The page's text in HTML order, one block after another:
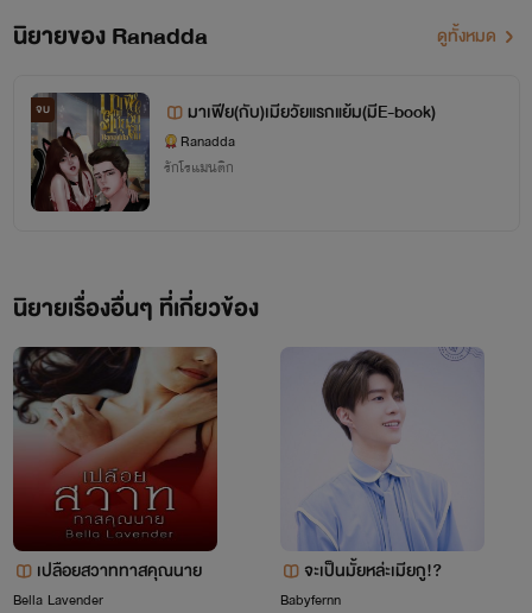
แต่เหนืออื่นใดก็ต้องมีคนยอมรับ และชื่นชอบด้วย หากมี
สิ่งใดผิดพลาดขออภัยมา ณที่นี้ด้วยค่ะ ติชม และบอก
กล่าวได้ ไรท์จะนำมาปรับปรุงและพัฒนาตัวเองต่อไปค่ะ
นิยายทั้งสิ้น !!
นิยายของ Ranadda ดูทั้งหมด
จบ มาเฟีย(กับ)เมียวัยแรกแย้ม(มีE-book)
Ranadda
รักโรแมนติก
นิยายเรื่องอื่นๆ ที่เกี่ยวข้อง
เปลือยสวาททาสคุณนาย
Bella Lavender
จะเป็นมั้ยหล่ะเมียกู!?
Babyfernn